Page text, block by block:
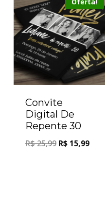
Convite
Digital De
Repente 30
R$25,99 R$ 15,99